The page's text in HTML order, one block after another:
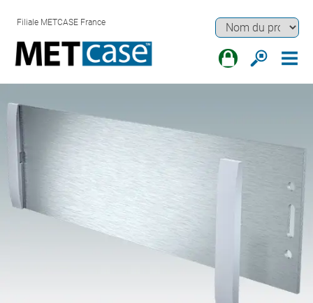
Filiale METCASE France